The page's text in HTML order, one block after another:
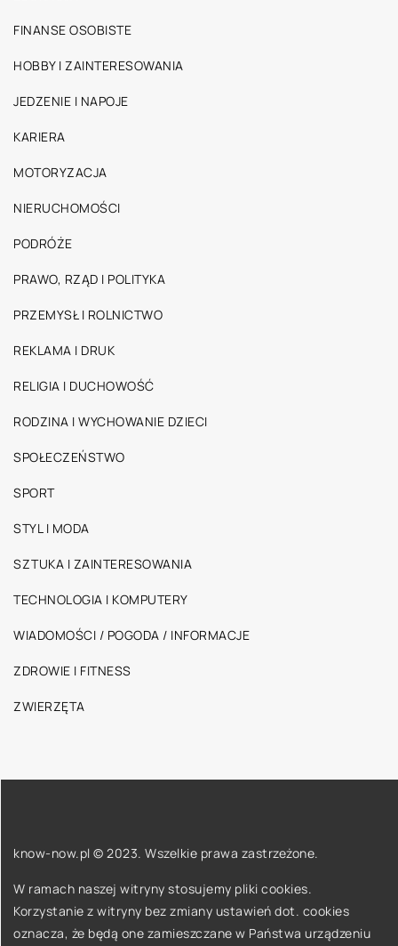
FINANSE OSOBISTE
HOBBY I ZAINTERESOWANIA
JEDZENIE I NAPOJE
KARIERA
MOTORYZACJA
NIERUCHOMOŚCI
PODRÓŻE
PRAWO, RZĄD I POLITYKA
PRZEMYSŁ I ROLNICTWO
REKLAMA I DRUK
RELIGIA I DUCHOWOŚĆ
RODZINA I WYCHOWANIE DZIECI
SPOŁECZEŃSTWO
SPORT
STYL I MODA
SZTUKA I ZAINTERESOWANIA
TECHNOLOGIA I KOMPUTERY
WIADOMOŚCI / POGODA / INFORMACJE
ZDROWIE I FITNESS
ZWIERZĘTA
know-now.pl © 2023. Wszelkie prawa zastrzeżone.
W ramach naszej witryny stosujemy pliki cookies.
Korzystanie z witryny bez zmiany ustawień dot. cookies
oznacza, że będą one zamieszczane w Państwa urządzeniu